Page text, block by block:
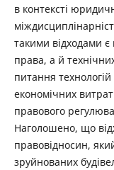
в контексті
такими відходами
права, а й
питання
економічних
правового
Наголошено, що
правовідносин,
зруйнованих